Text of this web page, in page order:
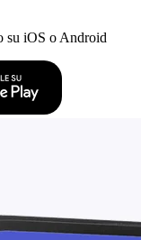
su iOS o Android